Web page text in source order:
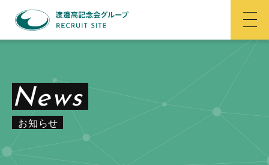
News
お知らせ